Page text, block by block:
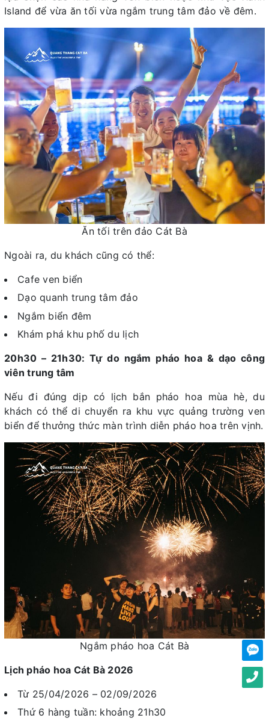
Island để vừa ăn tối vừa ngắm trung tâm đảo về đêm.
Ăn tối trên đảo Cát Bà
Ngoài ra, du khách cũng có thể:
Cafe ven biển
Dạo quanh trung tâm đảo
Ngắm biển đêm
Khám phá khu phố du lịch
20h30 – 21h30: Tự do ngắm pháo hoa & dạo công
viên trung tâm
Nếu đi đúng dịp có lịch bắn pháo hoa mùa hè, du
khách có thể di chuyển ra khu vực quảng trường ven
biển để thưởng thức màn trình diễn pháo hoa trên vịnh.
Ngắm pháo hoa Cát Bà
Lịch pháo hoa Cát Bà 2026
Từ 25/04/2026 – 02/09/2026
Thứ 6 hàng tuần: khoảng 21h30